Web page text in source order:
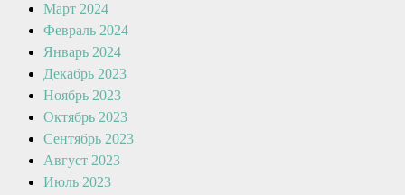
Март 2024
Февраль 2024
Январь 2024
Декабрь 2023
Ноябрь 2023
Октябрь 2023
Сентябрь 2023
Август 2023
Июль 2023